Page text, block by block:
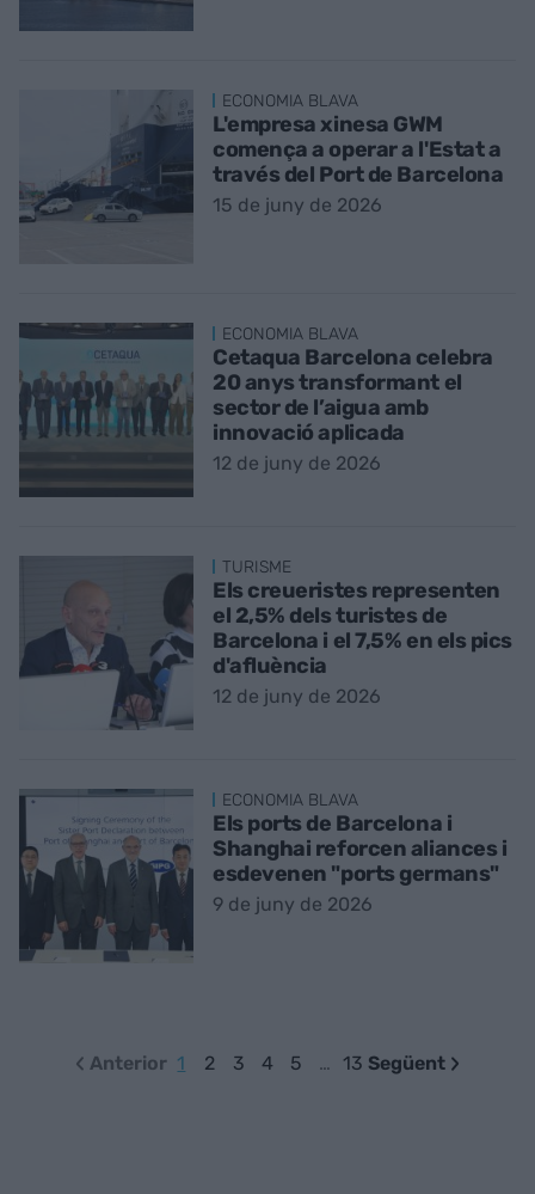
ECONOMIA BLAVA
L'empresa xinesa GWM
comença a operar a l'Estat a
través del Port de Barcelona
15 de juny de 2026
ECONOMIA BLAVA
Cetaqua Barcelona celebra
20 anys transformant el
sector de l’aigua amb
innovació aplicada
12 de juny de 2026
TURISME
Els creueristes representen
el 2,5% dels turistes de
Barcelona i el 7,5% en els pics
d'afluència
12 de juny de 2026
ECONOMIA BLAVA
Els ports de Barcelona i
Shanghai reforcen aliances i
esdevenen "ports germans"
9 de juny de 2026
Anterior 1 2 3 4 5 … 13 Següent